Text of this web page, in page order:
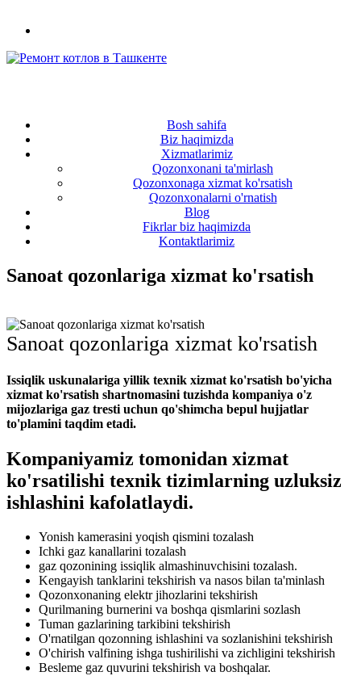
Bosh sahifa
Biz haqimizda
Xizmatlarimiz
Qozonxonani ta'mirlash
Qozonxonaga xizmat ko'rsatish
Qozonxonalarni o'rnatish
Blog
Fikrlar biz haqimizda
Kontaktlarimiz
Sanoat qozonlariga xizmat ko'rsatish
Sanoat qozonlariga xizmat ko'rsatish
Issiqlik uskunalariga yillik texnik xizmat ko'rsatish bo'yicha
xizmat ko'rsatish shartnomasini tuzishda kompaniya o'z
mijozlariga gaz tresti uchun qo'shimcha bepul hujjatlar
to'plamini taqdim etadi.
Kompaniyamiz tomonidan xizmat
ko'rsatilishi texnik tizimlarning uzluksiz
ishlashini kafolatlaydi.
Yonish kamerasini yoqish qismini tozalash
Ichki gaz kanallarini tozalash
gaz qozonining issiqlik almashinuvchisini tozalash.
Kengayish tanklarini tekshirish va nasos bilan ta'minlash
Qozonxonaning elektr jihozlarini tekshirish
Qurilmaning burnerini va boshqa qismlarini sozlash
Tuman gazlarining tarkibini tekshirish
O'rnatilgan qozonning ishlashini va sozlanishini tekshirish
O'chirish valfining ishga tushirilishi va zichligini tekshirish
Besleme gaz quvurini tekshirish va boshqalar.